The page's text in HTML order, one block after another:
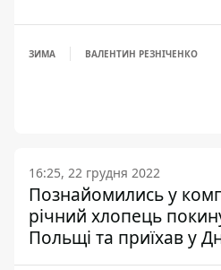
ЗИМА ВАЛЕНТИН РЕЗНІЧЕНКО
16:25, 22 грудня 2022
Познайомились у
річний хлопець
Польщі та приїхав у